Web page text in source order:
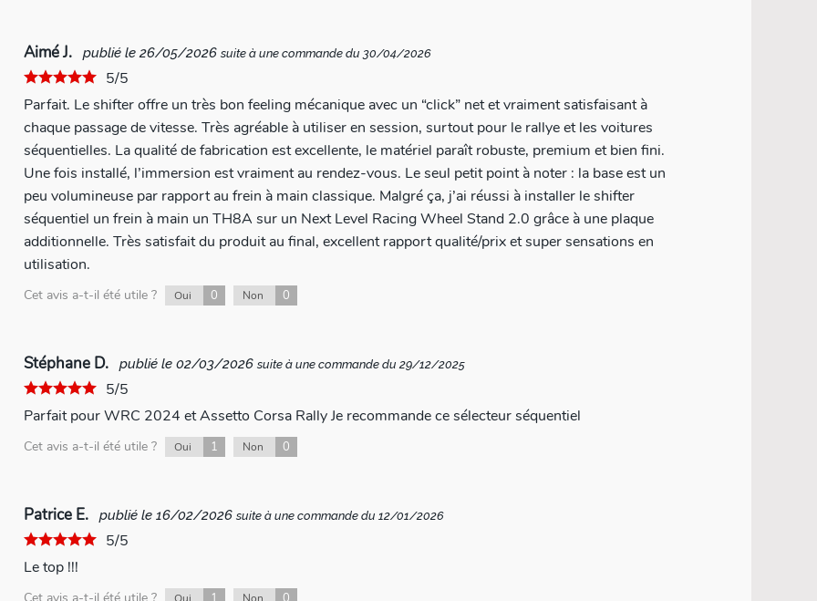
Aimé J. publié le 26/05/2026 suite à une commande du 30/04/2026
5/5
Parfait. Le shifter offre un très bon feeling mécanique avec un “click” net et vraiment satisfaisant à
chaque passage de vitesse. Très agréable à utiliser en session, surtout pour le rallye et les voitures
séquentielles. La qualité de fabrication est excellente, le matériel paraît robuste, premium et bien fini.
Une fois installé, l’immersion est vraiment au rendez-vous. Le seul petit point à noter : la base est un
peu volumineuse par rapport au frein à main classique. Malgré ça, j’ai réussi à installer le shifter
séquentiel un frein à main un TH8A sur un Next Level Racing Wheel Stand 2.0 grâce à une plaque
additionnelle. Très satisfait du produit au final, excellent rapport qualité/prix et super sensations en
utilisation.
Cet avis a-t-il été utile ? Oui 0 Non 0
Stéphane D. publié le 02/03/2026 suite à une commande du 29/12/2025
5/5
Parfait pour WRC 2024 et Assetto Corsa Rally Je recommande ce sélecteur séquentiel
Cet avis a-t-il été utile ? Oui 1 Non 0
Patrice E. publié le 16/02/2026 suite à une commande du 12/01/2026
5/5
Le top !!!
Cet avis a-t-il été utile ? Oui Non